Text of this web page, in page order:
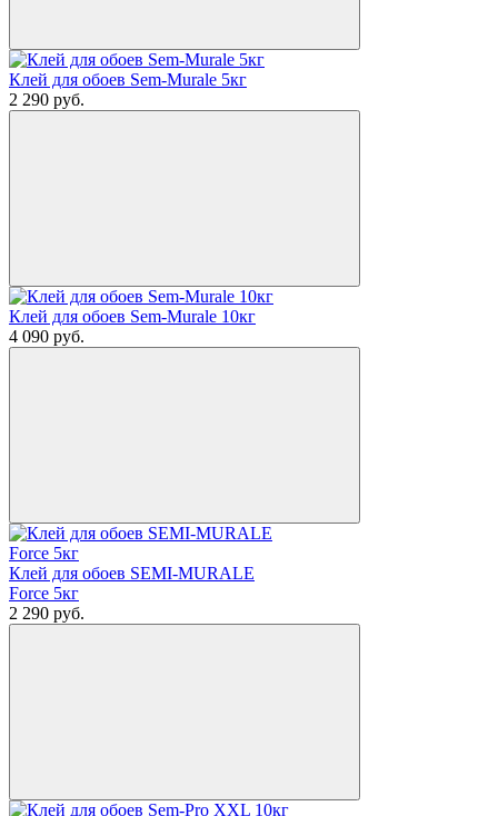
Клей для обоев Sem-Murale 5кг
2 290 руб.
Клей для обоев Sem-Murale 10кг
4 090 руб.
Клей для обоев SEMI-MURALE
Force 5кг
2 290 руб.